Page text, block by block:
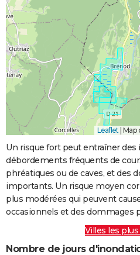
Leaflet | Map
Un risque fort peut entraîner des
débordements fréquents de
phréatiques ou de caves, et des
importants. Un risque moyen
plus modérées qui peuvent
occasionnels et des dommages
Villes les
Nombre de jours